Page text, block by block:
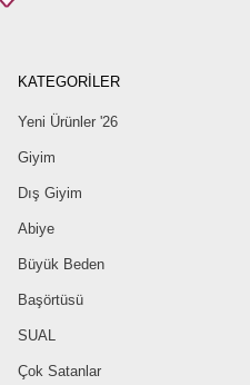
KATEGORİLER
Yeni Ürünler '26
Giyim
Dış Giyim
Abiye
Büyük Beden
Başörtüsü
SUAL
Çok Satanlar